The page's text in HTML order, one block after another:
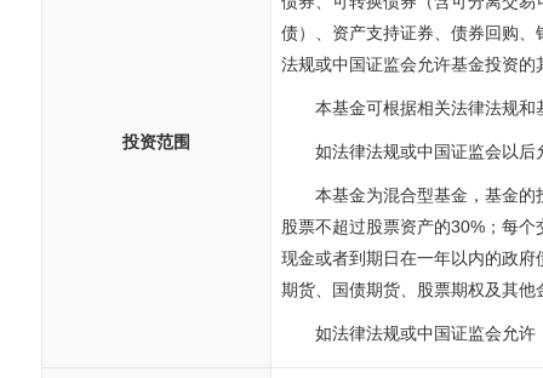
投资范围
债）、资产支持证券、债券回购
法规或中国证监会允许基金投资
本基金可根据相关法律法规
如法律法规或中国证监会以
本基金为混合型基金，基金
股票不超过股票资产的30%；每
现金或者到期日在一年以内的政
期货、国债期货、股票期权及其
如法律法规或中国证监会允